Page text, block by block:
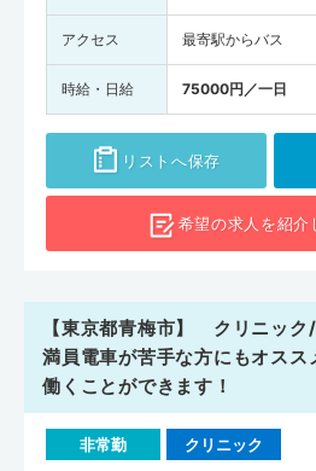
アクセス 最寄駅からバス
時給・日給 75000円／一日
リストへ保存
希望の求人を紹介
【東京都青梅市】 クリニック/
満員電車が苦手な方にもオス
働くことができます！
非常勤 クリニック